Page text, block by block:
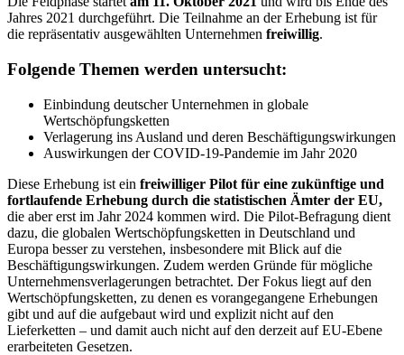
Jahres 2021 durchgeführt. Die Teilnahme an der Erhebung ist für
die repräsentativ ausgewählten Unternehmen freiwillig.
Folgende Themen werden untersucht:
Einbindung deutscher Unternehmen in globale
Wertschöpfungsketten
Verlagerung ins Ausland und deren Beschäftigungswirkungen
Auswirkungen der COVID-19-Pandemie im Jahr 2020
Diese Erhebung ist ein freiwilliger Pilot für eine zukünftige und
fortlaufende Erhebung durch die statistischen Ämter der EU,
die aber erst im Jahr 2024 kommen wird. Die Pilot-Befragung dient
dazu, die globalen Wertschöpfungsketten in Deutschland und
Europa besser zu verstehen, insbesondere mit Blick auf die
Beschäftigungswirkungen. Zudem werden Gründe für mögliche
Unternehmensverlagerungen betrachtet. Der Fokus liegt auf den
Wertschöpfungsketten, zu denen es vorangegangene Erhebungen
gibt und auf die aufgebaut wird und explizit nicht auf den
Lieferketten – und damit auch nicht auf den derzeit auf EU-Ebene
erarbeiteten Gesetzen.